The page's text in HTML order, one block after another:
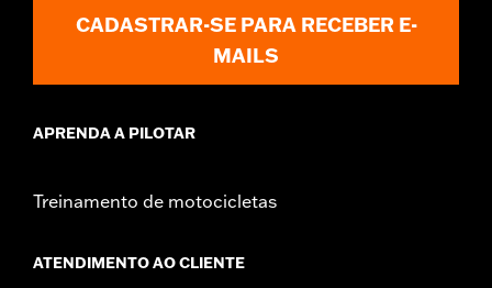
CADASTRAR-SE PARA RECEBER E-
MAILS
APRENDA A PILOTAR
Treinamento de motocicletas
ATENDIMENTO AO CLIENTE